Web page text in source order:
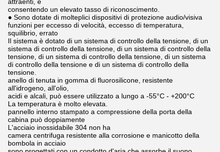
consentendo un elevato tasso di riconoscimento.
● Sono dotate di molteplici dispositivi di protezione audio/visiva
funzioni per eccesso di velocità, eccesso di temperatura,
squilibrio, errato
Il sistema è dotato di un sistema di controllo della tensione, di un
sistema di controllo della tensione, di un sistema di controllo della
tensione, di un sistema di controllo della tensione, di un sistema
di controllo della tensione e di un sistema di controllo della
tensione.
anello di tenuta in gomma di fluorosilicone, resistente
all'idrogeno, all'olio,
acidi e alcali, può essere utilizzato a lungo a -55°C - +200°C
La temperatura è molto elevata.
pannello interno stampato a compressione della porta della
cabina può doppiamente
L'acciaio inossidabile 304 non ha
camera centrifuga resistente alla corrosione e manicotto della
bombola in acciaio